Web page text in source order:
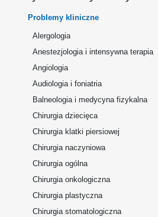
Problemy kliniczne
Alergologia
Anestezjologia i intensywna terapia
Angiologia
Audiologia i foniatria
Balneologia i medycyna fizykalna
Chirurgia dziecięca
Chirurgia klatki piersiowej
Chirurgia naczyniowa
Chirurgia ogólna
Chirurgia onkologiczna
Chirurgia plastyczna
Chirurgia stomatologiczna